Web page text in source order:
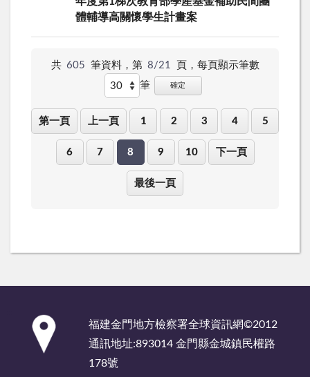
體輔導高關懷學生計畫案
共 605 筆資料，第 8/21 頁， 每頁顯示筆數
筆
確定
第一頁 上一頁 1 2 3 4 5
6 7 8 9 10 下一頁
最後一頁
福建金門地方檢察署全球資訊網©2012
通訊地址:893014 金門縣金城鎮民權路
178號